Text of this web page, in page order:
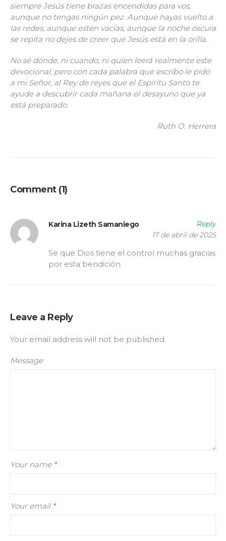
siempre Jesús tiene brazas encendidas para vos,
aunque no tengas ningún pez. Aunque hayas vuelto a
las redes, aunque estén vacías, aunque la noche oscura
se repita no dejes de creer que Jesús está en la orilla.
No sé dónde, ni cuando, ni quien leerá realmente este
devocional, pero con cada palabra que escribo le pido
a mi Señor, al Rey de reyes que el Espíritu Santo te
ayude a descubrir cada mañana el desayuno que ya
está preparado.
Ruth O. Herrera
Comment (1)
Karina Lizeth Samaniego
Reply
17 de abril de 2025
Se que Dios tiene el control muchas gracias
por esta bendición
Leave a Reply
Your email address will not be published.
Message
Your name *
Your email *